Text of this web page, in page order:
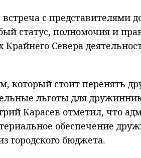
с представителями
статус, полномочия и
Крайнего Севера
который стоит перенять
льготы для
Карасев отметил, что
обеспечение
городского бюджета.